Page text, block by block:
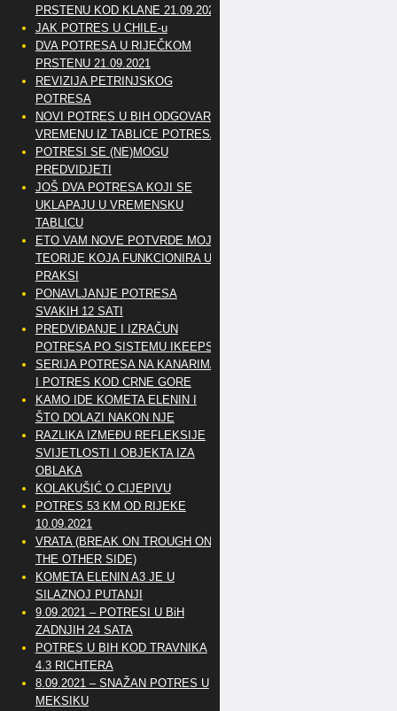
PRSTENU KOD KLANE 21.09.2021
JAK POTRES U CHILE-u
DVA POTRESA U RIJEČKOM
PRSTENU 21.09.2021
REVIZIJA PETRINJSKOG
POTRESA
NOVI POTRES U BIH ODGOVARA
VREMENU IZ TABLICE POTRESA
POTRESI SE (NE)MOGU
PREDVIDJETI
JOŠ DVA POTRESA KOJI SE
UKLAPAJU U VREMENSKU
TABLICU
ETO VAM NOVE POTVRDE MOJE
TEORIJE KOJA FUNKCIONIRA U
PRAKSI
PONAVLJANJE POTRESA
SVAKIH 12 SATI
PREDVIĐANJE I IZRAČUN
POTRESA PO SISTEMU IKEEPS
SERIJA POTRESA NA KANARIMA
I POTRES KOD CRNE GORE
KAMO IDE KOMETA ELENIN I
ŠTO DOLAZI NAKON NJE
RAZLIKA IZMEĐU REFLEKSIJE
SVIJETLOSTI I OBJEKTA IZA
OBLAKA
KOLAKUŠIĆ O CIJEPIVU
POTRES 53 KM OD RIJEKE
10.09.2021
VRATA (BREAK ON TROUGH ON
THE OTHER SIDE)
KOMETA ELENIN A3 JE U
SILAZNOJ PUTANJI
9.09.2021 – POTRESI U BiH
ZADNJIH 24 SATA
POTRES U BIH KOD TRAVNIKA
4.3 RICHTERA
8.09.2021 – SNAŽAN POTRES U
MEKSIKU